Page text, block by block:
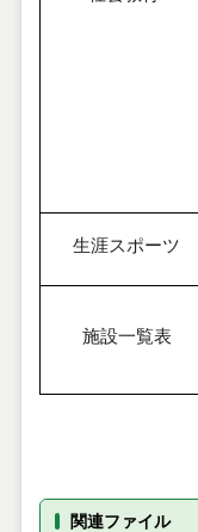
生涯スポーツ
施設一覧表
関連ファイル